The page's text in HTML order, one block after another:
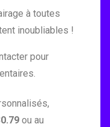
à toutes
inoubliables !
pour
ou au